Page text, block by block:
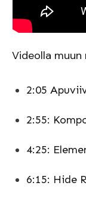
Videolla muun
2:05
2:55:
4:25:
6:15: Hide